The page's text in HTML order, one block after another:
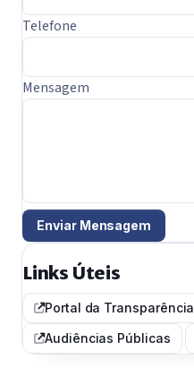
Telefone
Mensagem
Enviar Mensagem
Links Úteis
Portal da Transparência
Audiências Públicas